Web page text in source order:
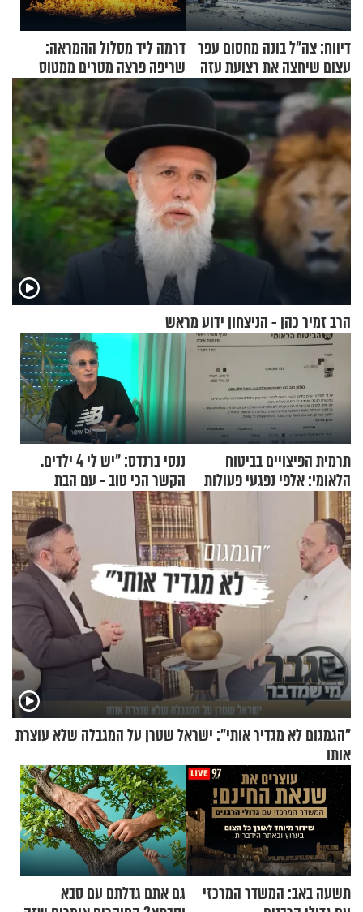
דיווח: צה"ל בונה מחסום עפר
עצום שיחצה את רצועת עזה
לשניים
דרמה ליד מסלול ההמראה:
שריפה פרצה מטרים ממטוס
מלא בנוסעים
הרב זמיר כהן - הניצחון ידוע מראש
תרמית הפיצויים בביטוח
הלאומי: אלפי נפגעי פעולות
איבה קיבלו כספים במירמה
ננסי ברנדס: "יש לי 4 ילדים.
הקשר הכי טוב - עם הבת
החרדית"
"הגמגום לא מגדיר אותי": ישראל שטרן על המגבלה שלא עוצרת
אותו
תשעה באב: המשדר המרכזי
גם אתם גדלתם עם סבא